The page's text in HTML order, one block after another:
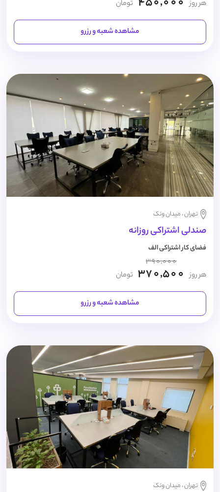
هر روز تومان
مشاهده شعبه و رزرو
تهران ، میدان ونک
صندلی اشتراکی روزانه
فضای کار اشتراکی الف
هر روز
390,000
370,500 تومان
مشاهده شعبه و رزرو
تهران ، میدان ونک